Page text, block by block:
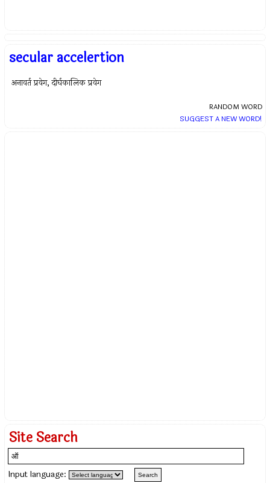
secular accelertion
अनावर्त प्रवेग, दीर्घकालिक प्रवेग
RANDOM WORD
SUGGEST A NEW WORD!
Site Search
Input language: